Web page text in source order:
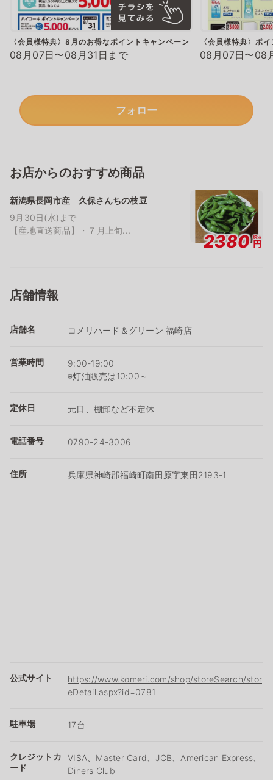
〈会員様特典〉8月のお得なポイントキャンペーン
08月07日〜08月31日まで
〈会員様特典〉ポ
08月07日〜08
フォロー
お店からのおすすめ商品
新潟県長岡市産 久保さんちの枝豆
9月30日(水)まで
【産地直送商品】・７月上旬...
2380 税込
円
店舗情報
店舗名 コメリハード＆グリーン 福崎店
営業時間
9:00-19:00
※灯油販売は10:00～
定休日 元日、棚卸など不定休
電話番号 0790-24-3006
住所 兵庫県神崎郡福崎町南田原字東田2193-1
公式サイト
https://www.komeri.com/shop/storeSearch/stor
eDetail.aspx?id=0781
駐車場 17台
クレジットカ
ード
VISA、Master Card、JCB、American Express、
Diners Club